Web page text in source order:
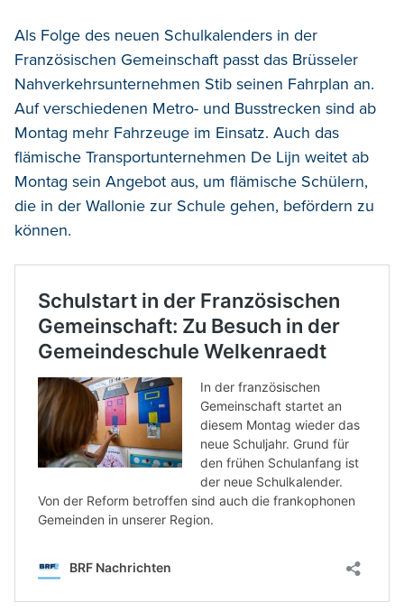
Als Folge des neuen Schulkalenders in der
Französischen Gemeinschaft passt das Brüsseler
Nahverkehrsunternehmen Stib seinen Fahrplan an.
Auf verschiedenen Metro- und Busstrecken sind ab
Montag mehr Fahrzeuge im Einsatz. Auch das
flämische Transportunternehmen De Lijn weitet ab
Montag sein Angebot aus, um flämische Schülern,
die in der Wallonie zur Schule gehen, befördern zu
können.